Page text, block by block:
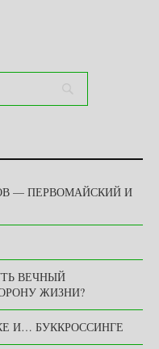
— ПЕРВОМАЙСКИЙ И
ВЕЧНЫЙ
ЖИЗНИ?
И… БУККРОССИНГЕ